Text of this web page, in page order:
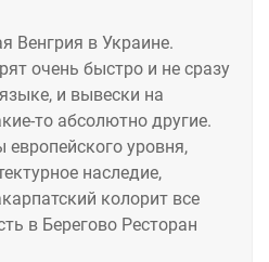
Венгрия в Украине.
очень быстро и не сразу
и вывески на
то абсолютно другие.
уровня,
наследие,
колорит все
в Берегово Ресторан